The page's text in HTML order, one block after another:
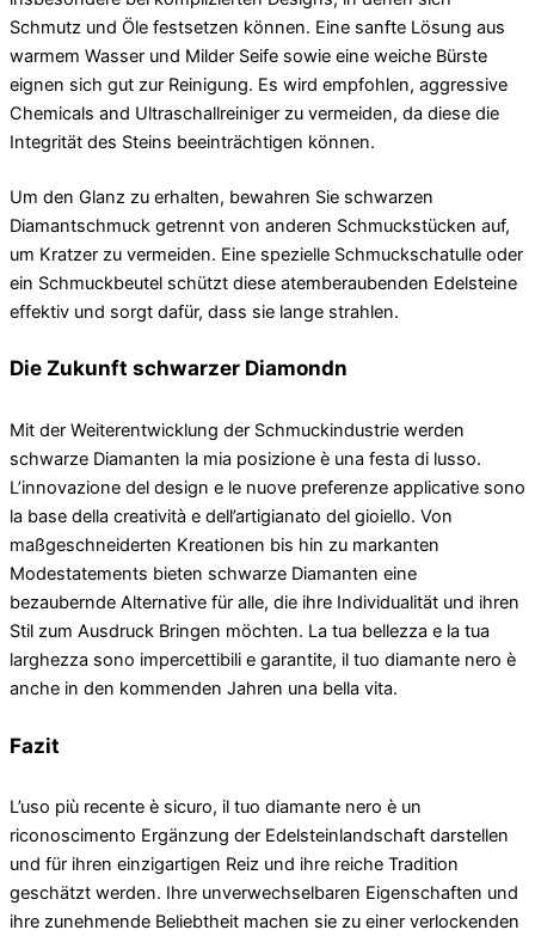
Schmutz und Öle festsetzen können. Eine sanfte Lösung aus
warmem Wasser und Milder Seife sowie eine weiche Bürste
eignen sich gut zur Reinigung. Es wird empfohlen, aggressive
Chemicals and Ultraschallreiniger zu vermeiden, da diese die
Integrität des Steins beeinträchtigen können.
Um den Glanz zu erhalten, bewahren Sie schwarzen
Diamantschmuck getrennt von anderen Schmuckstücken auf,
um Kratzer zu vermeiden. Eine spezielle Schmuckschatulle oder
ein Schmuckbeutel schützt diese atemberaubenden Edelsteine ​​​​
effektiv und sorgt dafür, dass sie lange strahlen.
Die Zukunft schwarzer Diamondn
Mit der Weiterentwicklung der Schmuckindustrie werden
schwarze Diamanten la mia posizione è una festa di lusso.
L’innovazione del design e le nuove preferenze applicative sono
la base della creatività e dell’artigianato del gioiello. Von
maßgeschneiderten Kreationen bis hin zu markanten
Modestatements bieten schwarze Diamanten eine
bezaubernde Alternative für alle, die ihre Individualität und ihren
Stil zum Ausdruck Bringen möchten. La tua bellezza e la tua
larghezza sono impercettibili e garantite, il tuo diamante nero è
anche in den kommenden Jahren una bella vita.
Fazit
L’uso più recente è sicuro, il tuo diamante nero è un
riconoscimento Ergänzung der Edelsteinlandschaft darstellen
und für ihren einzigartigen Reiz und ihre reiche Tradition
geschätzt werden. Ihre unverwechselbaren Eigenschaften und
ihre zunehmende Beliebtheit machen sie zu einer verlockenden